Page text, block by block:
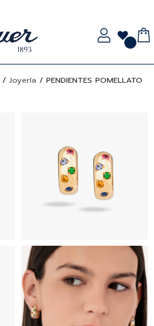
/ Joyería / PENDIENTES POMELLATO